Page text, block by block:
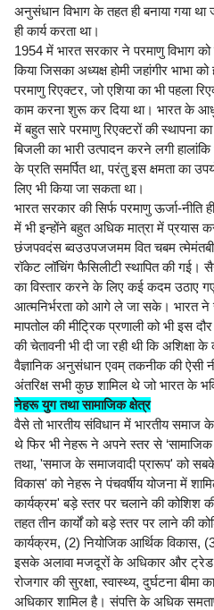
अनुसंधान विभाग के तहत ही बनाया गया था
ही कार्य करता था।
1954 में भारत सरकार ने परमाणु विभाग
किया जिसका अध्यक्ष होमी जहांगीर भाभा
परमाणु रिएक्टर, जो एशिया का भी पहला
काम करना शुरू कर दिया था। भारत के
में बहुत सारे परमाणु रिएक्टरों की स्थापना
बिजली का भारी उत्पादन करने लगी
के प्रति समर्पित था, परंतु इस क्षमता का
लिए भी किया जा सकता था।
भारत सरकार की सिर्फ परमाणु ऊर्जा-नीति
में भी इन्होंने बहुत अधिक मात्रा में प्रयास
छंजपवदंस ब्वउउपजजमम वित चबम त्मेमंतबी
रॉकेट लॉचिंग फैसिलीटी स्थापित की गई।
का विस्तार करने के लिए कई कदम उठाए गए
आत्मनिर्भरता को आगे ले जा सके। भारत ने
मापतोल की मीट्रिक प्रणाली को भी इस
की चेतावनी भी दी जा रही थी कि
वैज्ञानिक अनुसंधान एवम् तकनीक की ऐसी
अंतरिक्ष सभी कुछ शामिल थे जो भारत के
नेहरू युग तथा सामाजिक क्षेत्र
वैसे तो भारतीय संविधान में भारतीय समाज
थे फिर भी नेहरू ने अपने स्तर से ‘सामाजिक
तथा, 'समाज के समाजवादी प्रारूप' को
विकास' को नेहरू ने पंचवर्षीय योजना में
कार्यक्रम' बड़े स्तर पर चलाने की कोशिश
तहत तीन कार्यों को बड़े स्तर पर लाने की
कार्यक्रम, (2) नियोजिक आर्थिक विकास,
इसके अलावा मजदूरों के अधिकार और ट्रेड
रोजगार की सुरक्षा, स्वास्थ्य, दुर्घटना
अधिकार शामिल है। संपत्ति के अधिक